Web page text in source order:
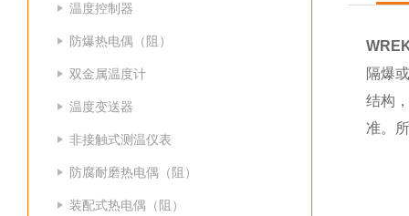
温度控制器
防爆热电偶（阻）
双金属温度计
温度变送器
非接触式测温仪表
防腐耐磨热电偶（阻）
装配式热电偶（阻）
隔爆
结构
准。